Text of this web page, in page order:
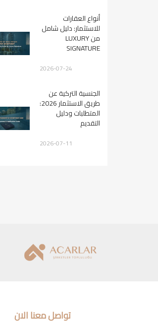
أنواع العقارات
للاستثمار: دليل شامل
من LUXURY
SIGNATURE
2026-07-24
الجنسية التركية عن
طريق الاستثمار 2026:
المتطلبات ودليل
التقديم
2026-07-11
تواصل معنا الان